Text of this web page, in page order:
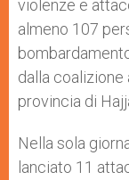
violenze e
almeno 107
dalla coalizione
provincia di
Nella sola
lanciato 11